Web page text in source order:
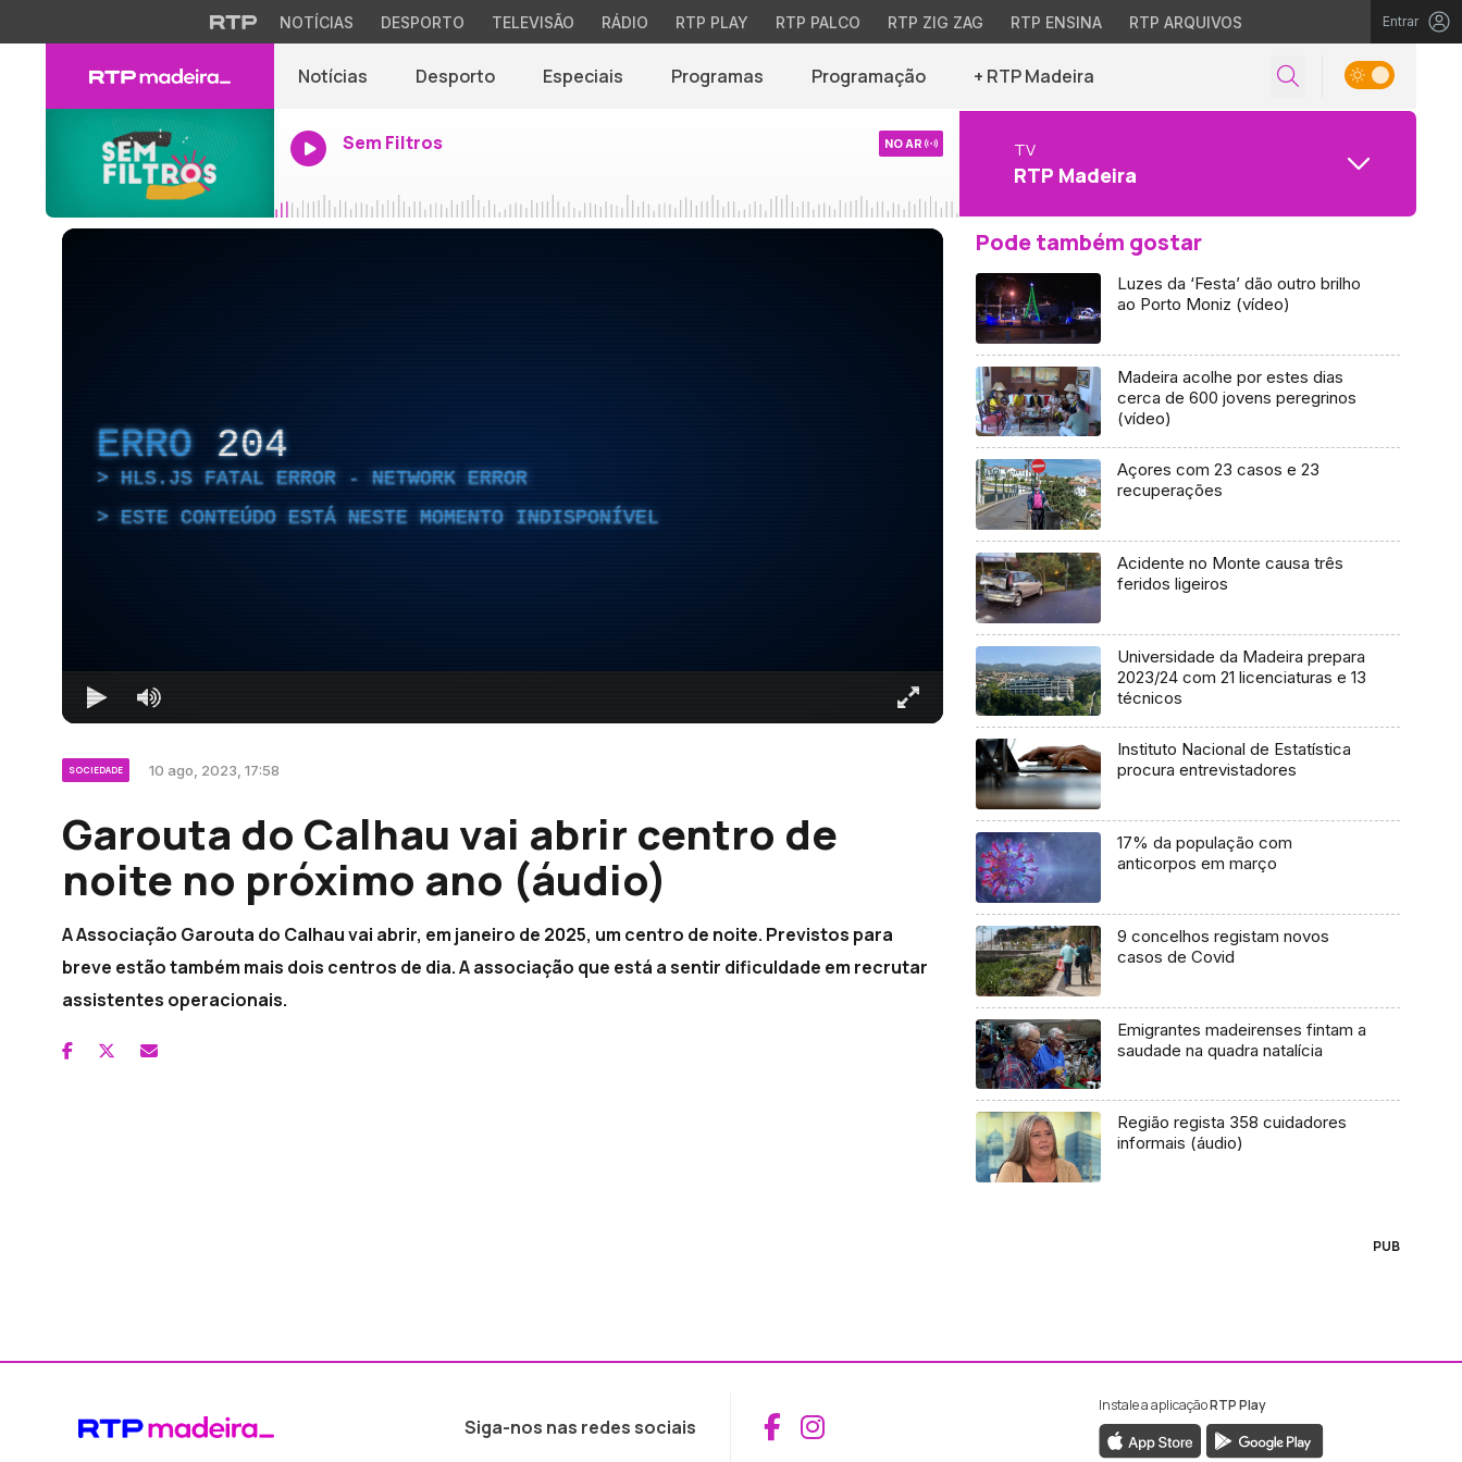
NOTÍCIAS DESPORTO TELEVISÃO RÁDIO RTP PLAY RTP PALCO RTP ZIG ZAG RTP ENSINA RTP ARQUIVOS Entrar
Notícias Desporto Especiais Programas Programação + RTP Madeira
Sem Filtros NO AR TV
RTP Madeira
ERRO 204
HLS.JS FATAL ERROR - NETWORK ERROR
ESTE CONTEÚDO ESTÁ NESTE MOMENTO INDISPONÍVEL
SOCIEDADE 10 ago, 2023, 17:58
Garouta do Calhau vai abrir centro de
noite no próximo ano (áudio)
A Associação Garouta do Calhau vai abrir, em janeiro de 2025, um centro de noite. Previstos para
breve estão também mais dois centros de dia. A associação que está a sentir dificuldade em recrutar
assistentes operacionais.
Pode também gostar
Luzes da ‘Festa’ dão outro brilho
ao Porto Moniz (vídeo)
Madeira acolhe por estes dias
cerca de 600 jovens peregrinos
(vídeo)
Açores com 23 casos e 23
recuperações
Acidente no Monte causa três
feridos ligeiros
Universidade da Madeira prepara
2023/24 com 21 licenciaturas e 13
técnicos
Instituto Nacional de Estatística
procura entrevistadores
17% da população com
anticorpos em março
9 concelhos registam novos
casos de Covid
Emigrantes madeirenses fintam a
saudade na quadra natalícia
Região regista 358 cuidadores
informais (áudio)
PUB
Siga-nos nas redes sociais Aceder ao Facebook da RTP Madeira
Aceder ao Instagram da RTP Madeira
Instale a aplicaçãoRTP Play